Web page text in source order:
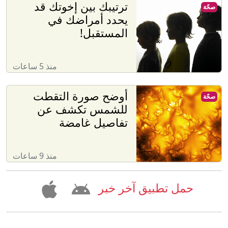
ترتيبك بين إخوتك قد
يحدد أمراضك في
المستقبل!
منذ 5 ساعات
صحّة
أوضح صورة التقطت
للشمس تكشف عن
تفاصيل غامضة
منذ 9 ساعات
صحّة
حمل تطبيق آخر خبر